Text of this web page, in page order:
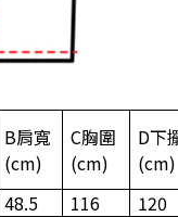
B肩寬
(cm)
C胸圍
(cm)
D下
(cm)
48.5 116 120